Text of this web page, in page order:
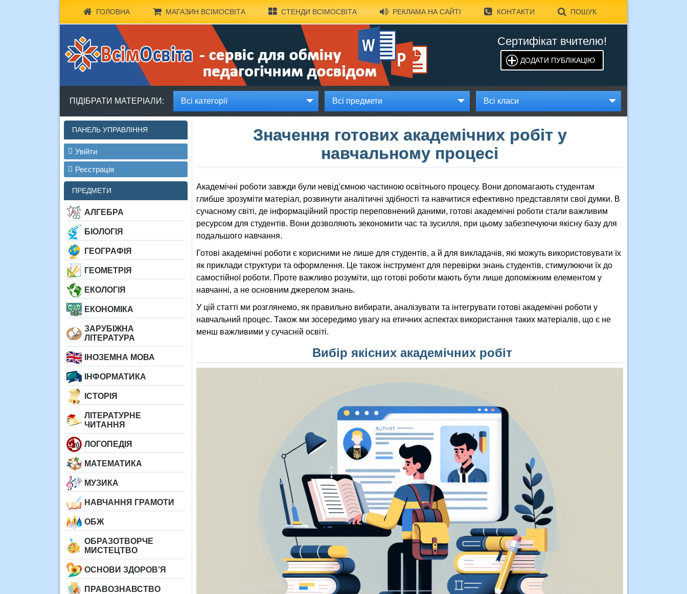
ГОЛОВНА МАГАЗИН ВСІМОСВІТА СТЕНДИ ВСІМОСВІТА РЕКЛАМА НА САЙТІ КОНТАКТИ ПОШУК
Сертифікат вчителю!
ДОДАТИ ПУБЛІКАЦІЮ
ПІДІБРАТИ МАТЕРІАЛИ: Всі категорії Всі предмети Всі класи
ПАНЕЛЬ УПРАВЛІННЯ
Увійти
Реєстрація
ПРЕДМЕТИ
АЛГЕБРА
БІОЛОГІЯ
ГЕОГРАФІЯ
ГЕОМЕТРІЯ
ЕКОЛОГІЯ
ЕКОНОМІКА
ЗАРУБІЖНА
ЛІТЕРАТУРА
ІНОЗЕМНА МОВА
ІНФОРМАТИКА
ІСТОРІЯ
ЛІТЕРАТУРНЕ
ЧИТАННЯ
ЛОГОПЕДІЯ
МАТЕМАТИКА
МУЗИКА
НАВЧАННЯ ГРАМОТИ
ОБЖ
ОБРАЗОТВОРЧЕ
МИСТЕЦТВО
ОСНОВИ ЗДОРОВ’Я
ПРАВОЗНАВСТВО
Значення готових академічних робіт у
навчальному процесі
Академічні роботи завжди були невід’ємною частиною освітнього процесу. Вони допомагають студентам
глибше зрозуміти матеріал, розвинути аналітичні здібності та навчитися ефективно представляти свої думки. В
сучасному світі, де інформаційний простір переповнений даними, готові академічні роботи стали важливим
ресурсом для студентів. Вони дозволяють зекономити час та зусилля, при цьому забезпечуючи якісну базу для
подальшого навчання.
Готові академічні роботи є корисними не лише для студентів, а й для викладачів, які можуть використовувати їх
як приклади структури та оформлення. Це також інструмент для перевірки знань студентів, стимулюючи їх до
самостійної роботи. Проте важливо розуміти, що готові роботи мають бути лише допоміжним елементом у
навчанні, а не основним джерелом знань.
У цій статті ми розглянемо, як правильно вибирати, аналізувати та інтегрувати готові академічні роботи у
навчальний процес. Також ми зосередимо увагу на етичних аспектах використання таких матеріалів, що є не
менш важливими у сучасній освіті.
Вибір якісних академічних робіт